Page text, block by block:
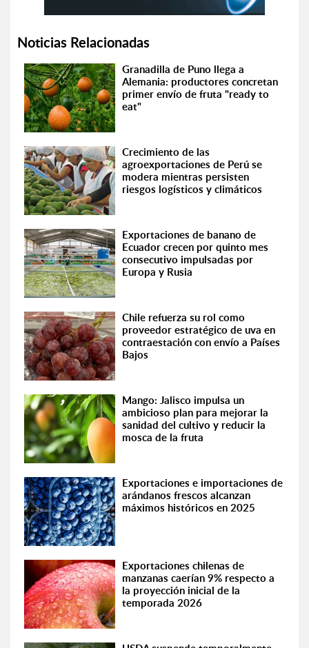
Noticias Relacionadas
Granadilla de Puno llega a
Alemania: productores concretan
primer envío de fruta "ready to
eat"
Crecimiento de las
agroexportaciones de Perú se
modera mientras persisten
riesgos logísticos y climáticos
Exportaciones de banano de
Ecuador crecen por quinto mes
consecutivo impulsadas por
Europa y Rusia
Chile refuerza su rol como
proveedor estratégico de uva en
contraestación con envío a Países
Bajos
Mango: Jalisco impulsa un
ambicioso plan para mejorar la
sanidad del cultivo y reducir la
mosca de la fruta
Exportaciones e importaciones de
arándanos frescos alcanzan
máximos históricos en 2025
Exportaciones chilenas de
manzanas caerían 9% respecto a
la proyección inicial de la
temporada 2026